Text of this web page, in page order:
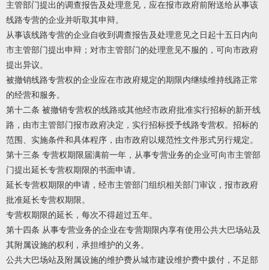
主管部门提出的调查报告及处理意见，应在报市政府前附送给从事该
线路专营的企业并听取其申辩。
从事该线路专营的企业自收到调查报告及处理意见之日起十五日内向
市主管部门提出申辩；对市主管部门的处理意见不服的，可向市政府
提出异议。
被撤销线路专营权的企业应在市政府规定的期限内继续维持线路正常
的经营和服务。
第十二条 被撤销专营权的线路或其他经市政府批准实行招标的新开线
路，由市主管部门报市政府决定，实行招标授予线路专营权。招标的
范围、实施条件和具体程序，由市政府以规范性文件形式另行规定。
第十三条 专营权期限届满前一年，从事专营业务的企业可向市主管部
门提出延长专营权期限的书面申请。
延长专营权期限的申请，经市主管部门组织相关部门审议，报市政府
批准延长专营权期限。
专营权期限的延长，每次不得超过五年。
第十四条 从事专营业务的企业在专营期限内享有使用公共大巴场站及
其附属设施的权利，承担维护的义务。
公共大巴场站及附属设施的维护费从城市建设维护费中拨付，不足部